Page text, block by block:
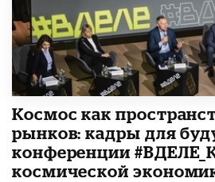
Космос как
рынков: кадры для
конференции
космической